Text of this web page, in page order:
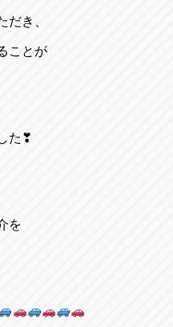
だき、
ことが
た❣
を